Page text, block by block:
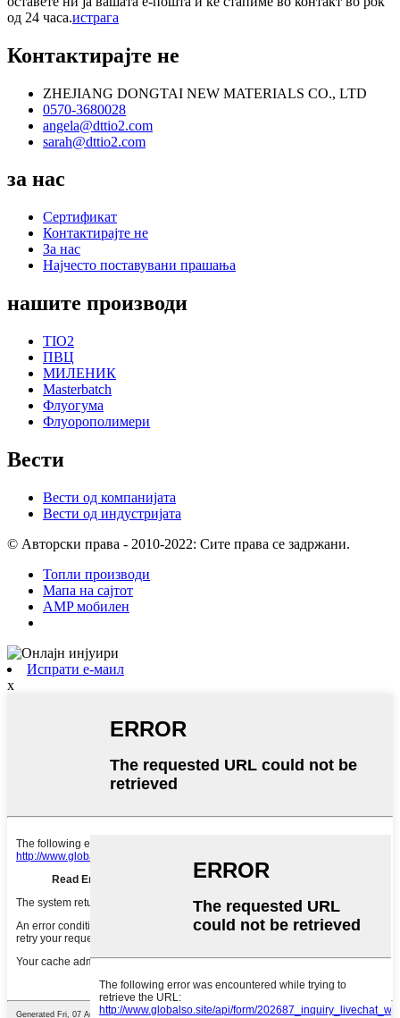
од 24 часа.истрага
Контактирајте не
ZHEJIANG DONGTAI NEW MATERIALS CO., LTD
0570-3680028
angela@dttio2.com
sarah@dttio2.com
за нас
Сертификат
Контактирајте не
За нас
Најчесто поставувани прашања
нашите производи
TIO2
ПВЦ
МИЛЕНИК
Masterbatch
Флуогума
Флуорополимери
Вести
Вести од компанијата
Вести од индустријата
© Авторски права - 2010-2022: Сите права се задржани.
Топли производи
Мапа на сајтот
AMP мобилен
Испрати е-маил
x